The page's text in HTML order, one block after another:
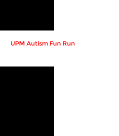
UPM Autism Fun Run